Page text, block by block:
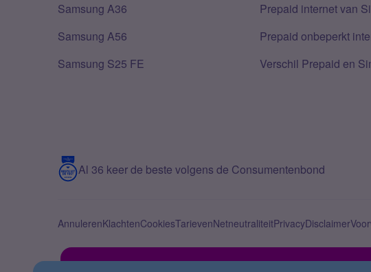
Samsung A36
Samsung A56
Samsung S25 FE
Prepaid internet van
Prepaid onbeperkt
Verschil Prepaid en
Al 36 keer de beste volgens de Consumentenbond
AnnulerenKlachtenCookiesTarievenNetneutraliteitPrivacyDisclaimer